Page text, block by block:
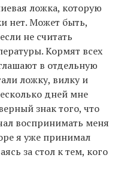
ложка, которую
нет. Может быть,
не считать
Кормят всех
в отдельную
ложку, вилку и
дней мне
знак того, что
воспринимать меня
я уже принимал
за стол к тем, кого